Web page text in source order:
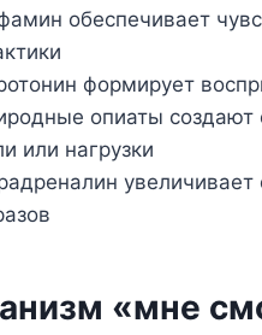
обеспечивает
формирует
опиаты создают
или нагрузки
увеличивает
«мне